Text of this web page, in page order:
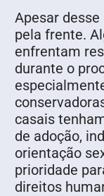
Apesar
pela frente.
enfrentam
durante o
casais
de adoção,
orientação
prioridade
direitos